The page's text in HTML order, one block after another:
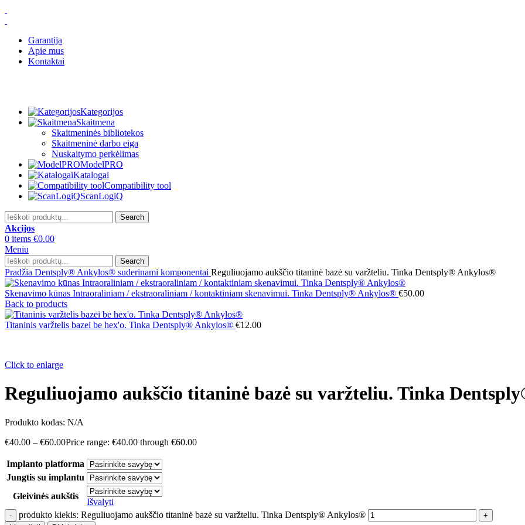
Garantija
Apie mus
Kontaktai
Kategorijos
Skaitmena
Skaitmeninės bibliotekos
Skaitmeninė darbo eiga
Nuskaitymo perkėlimas
ModelPRO
Katalogai
Compatibility tool
ScanLogiQ
Search
Akcijos
0 items €0.00
Meniu
Search
Pradžia Dentsply® Ankylos® suderinami komponentai Reguliuojamo aukščio titaninė bazė su varžteliu. Tinka Dentsply® Ankylos®
Skenavimo kūnas Intraoraliniam / ekstraoraliniam / kontaktiniam skenavimui. Tinka Dentsply® Ankylos® €50.00
Back to products
Titaninis varžtelis bazei be hex'o. Tinka Dentsply® Ankylos® €12.00
Click to enlarge
Reguliuojamo aukščio titaninė bazė su varžteliu. Tinka
Produkto kodas: N/A
€40.00 – €60.00Price range: €40.00 through €60.00
Implanto platforma
Jungtis su implantu
Gleivinės aukštis
Išvalyti
produkto kiekis: Reguliuojamo aukščio titaninė bazė su varžteliu. Tinka Dentsply® Ankylos®